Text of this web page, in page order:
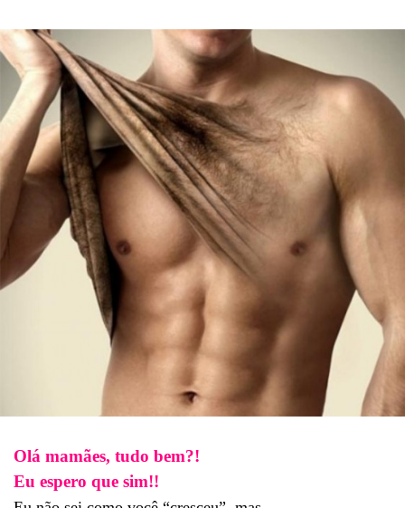
Olá mamães, tudo bem?!
Eu espero que sim!!